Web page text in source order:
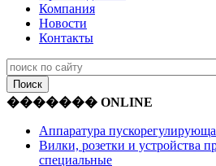
Компания
Новости
Контакты
������� ONLINE
Аппаратура
Вилки, розетки и устройства
специальные